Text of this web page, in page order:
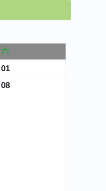
六
01
08